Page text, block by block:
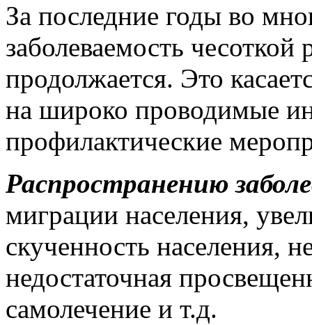
За последние годы во
заболеваемость чесоткой
продолжается. Это
на широко проводимые
профилактические
Распространению
миграции населения,
скученность населения,
недостаточная
самолечение и т.д.